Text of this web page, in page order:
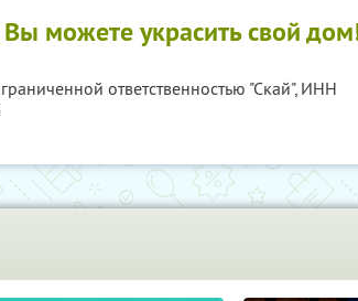
можете украсить свой
ответственностью "Скай", ИНН